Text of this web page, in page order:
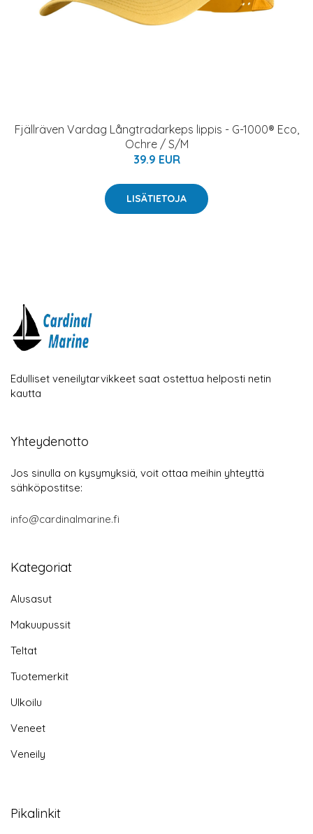
Fjällräven Vardag Långtradarkeps lippis - G-1000® Eco,
Ochre / S/M
39.9 EUR
LISÄTIETOJA
Edulliset veneilytarvikkeet saat ostettua helposti netin
kautta
Yhteydenotto
Jos sinulla on kysymyksiä, voit ottaa meihin yhteyttä
sähköpostitse:
info@cardinalmarine.fi
Kategoriat
Alusasut
Makuupussit
Teltat
Tuotemerkit
Ulkoilu
Veneet
Veneily
Pikalinkit